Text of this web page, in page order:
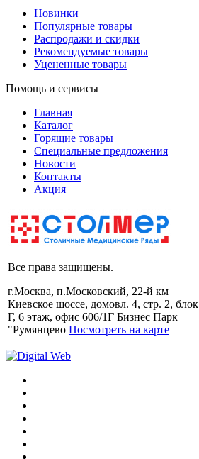
Новинки
Популярные товары
Распродажи и скидки
Рекомендуемые товары
Уцененные товары
Помощь и сервисы
Главная
Каталог
Горящие товары
Специальные предложения
Новости
Контакты
Акция
Все права защищены.
г.Москва, п.Московский, 22-й км
Киевское шоссе, домовл. 4, стр. 2, блок
Г, 6 этаж, офис 606/1Г Бизнес Парк
"Румянцево Посмотреть на карте